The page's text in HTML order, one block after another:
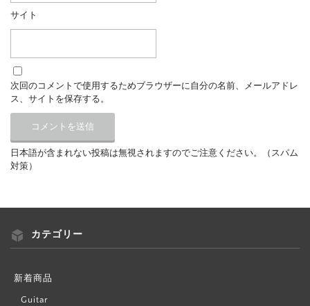
サイト
次回のコメントで使用するためブラウザーに自分の名前、メールアドレ
ス、サイトを保存する。
日本語が含まれない投稿は無視されますのでご注意ください。（スパム
対策）
カテゴリー
新着商品
Guitar